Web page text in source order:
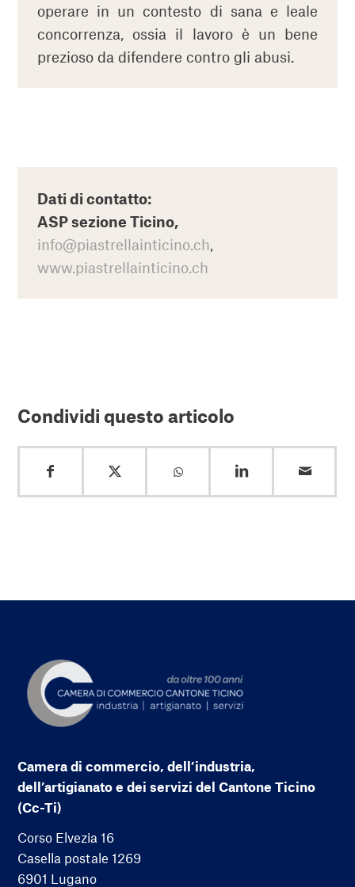
operare in un contesto di sana e leale
concorrenza, ossia il lavoro è un bene
prezioso da difendere contro gli abusi.
Dati di contatto:
ASP sezione Ticino,
info@piastrellainticino.ch,
www.piastrellainticino.ch
Condividi questo articolo
Camera di commercio, dell’industria,
dell’artigianato e dei servizi del Cantone Ticino
(Cc-Ti)
Corso Elvezia 16
Casella postale 1269
6901 Lugano